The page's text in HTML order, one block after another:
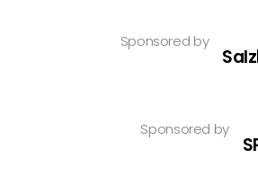
Sponsored by
Sponsored by